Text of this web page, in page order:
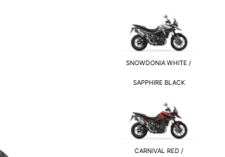
SNOWDONIA WHITE /
SAPPHIRE BLACK
CARNIVAL RED /